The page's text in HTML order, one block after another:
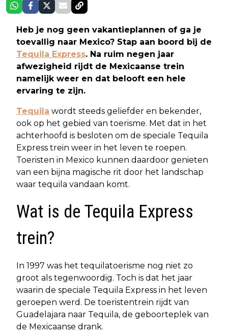
Heb je nog geen vakantieplannen of ga je
toevallig naar Mexico? Stap aan boord bij de
Tequila Express. Na ruim negen jaar
afwezigheid rijdt de Mexicaanse trein
namelijk weer en dat belooft een hele
ervaring te zijn.
Tequila wordt steeds geliefder en bekender,
ook op het gebied van toerisme. Met dat in het
achterhoofd is besloten om de speciale Tequila
Express trein weer in het leven te roepen.
Toeristen in Mexico kunnen daardoor genieten
van een bijna magische rit door het landschap
waar tequila vandaan komt.
Wat is de Tequila Express
trein?
In 1997 was het tequilatoerisme nog niet zo
groot als tegenwoordig. Toch is dat het jaar
waarin de speciale Tequila Express in het leven
geroepen werd. De toeristentrein rijdt van
Guadelajara naar Tequila, de geboorteplek van
de Mexicaanse drank.